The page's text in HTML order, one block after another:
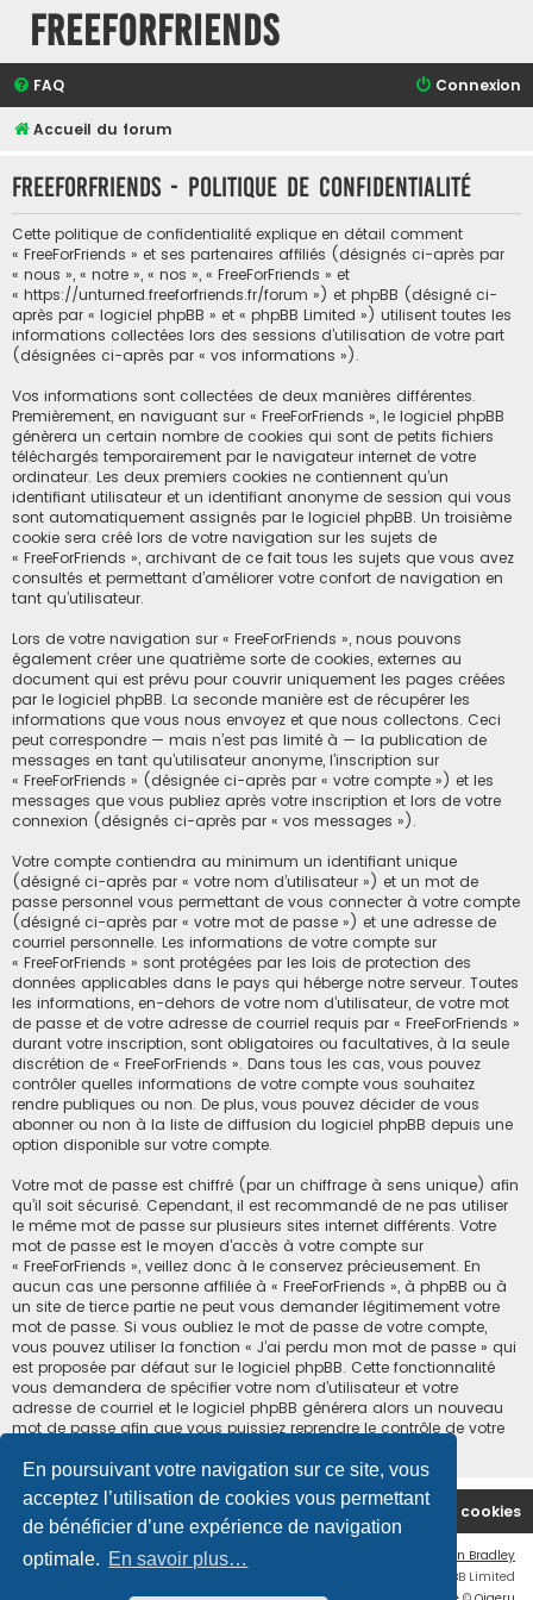
En poursuivant votre navigation sur ce site, vous
acceptez l’utilisation de cookies vous permettant
de bénéficier d’une expérience de navigation
optimale. En savoir plus…
FreeForFriends
FAQ Connexion
Accueil du forum
FreeForFriends - Politique de confidentialité
Cette politique de confidentialité explique en détail comment
« FreeForFriends » et ses partenaires affiliés (désignés ci-après par
« nous », « notre », « nos », « FreeForFriends » et
« https://unturned.freeforfriends.fr/forum ») et phpBB (désigné ci-
après par « logiciel phpBB » et « phpBB Limited ») utilisent toutes les
informations collectées lors des sessions d’utilisation de votre part
(désignées ci-après par « vos informations »).
Vos informations sont collectées de deux manières différentes.
Premièrement, en naviguant sur « FreeForFriends », le logiciel phpBB
génèrera un certain nombre de cookies qui sont de petits fichiers
téléchargés temporairement par le navigateur internet de votre
ordinateur. Les deux premiers cookies ne contiennent qu’un
identifiant utilisateur et un identifiant anonyme de session qui vous
sont automatiquement assignés par le logiciel phpBB. Un troisième
cookie sera créé lors de votre navigation sur les sujets de
« FreeForFriends », archivant de ce fait tous les sujets que vous avez
consultés et permettant d’améliorer votre confort de navigation en
tant qu’utilisateur.
Lors de votre navigation sur « FreeForFriends », nous pouvons
également créer une quatrième sorte de cookies, externes au
document qui est prévu pour couvrir uniquement les pages créées
par le logiciel phpBB. La seconde manière est de récupérer les
informations que vous nous envoyez et que nous collectons. Ceci
peut correspondre — mais n’est pas limité à — la publication de
messages en tant qu’utilisateur anonyme, l’inscription sur
« FreeForFriends » (désignée ci-après par « votre compte ») et les
messages que vous publiez après votre inscription et lors de votre
connexion (désignés ci-après par « vos messages »).
Votre compte contiendra au minimum un identifiant unique
(désigné ci-après par « votre nom d’utilisateur ») et un mot de
passe personnel vous permettant de vous connecter à votre compte
(désigné ci-après par « votre mot de passe ») et une adresse de
courriel personnelle. Les informations de votre compte sur
« FreeForFriends » sont protégées par les lois de protection des
données applicables dans le pays qui héberge notre serveur. Toutes
les informations, en-dehors de votre nom d’utilisateur, de votre mot
de passe et de votre adresse de courriel requis par « FreeForFriends »
durant votre inscription, sont obligatoires ou facultatives, à la seule
discrétion de « FreeForFriends ». Dans tous les cas, vous pouvez
contrôler quelles informations de votre compte vous souhaitez
rendre publiques ou non. De plus, vous pouvez décider de vous
abonner ou non à la liste de diffusion du logiciel phpBB depuis une
option disponible sur votre compte.
Votre mot de passe est chiffré (par un chiffrage à sens unique) afin
qu’il soit sécurisé. Cependant, il est recommandé de ne pas utiliser
le même mot de passe sur plusieurs sites internet différents. Votre
mot de passe est le moyen d’accès à votre compte sur
« FreeForFriends », veillez donc à le conservez précieusement. En
aucun cas une personne affiliée à « FreeForFriends », à phpBB ou à
un site de tierce partie ne peut vous demander légitimement votre
mot de passe. Si vous oubliez le mot de passe de votre compte,
vous pouvez utiliser la fonction « J’ai perdu mon mot de passe » qui
est proposée par défaut sur le logiciel phpBB. Cette fonctionnalité
vous demandera de spécifier votre nom d’utilisateur et votre
adresse de courriel et le logiciel phpBB générera alors un nouveau
mot de passe afin que vous puissiez reprendre le contrôle de votre
Accueil du forum Supprimer les cookies
Ian Bradley
® Forum Software © phpBB Limited